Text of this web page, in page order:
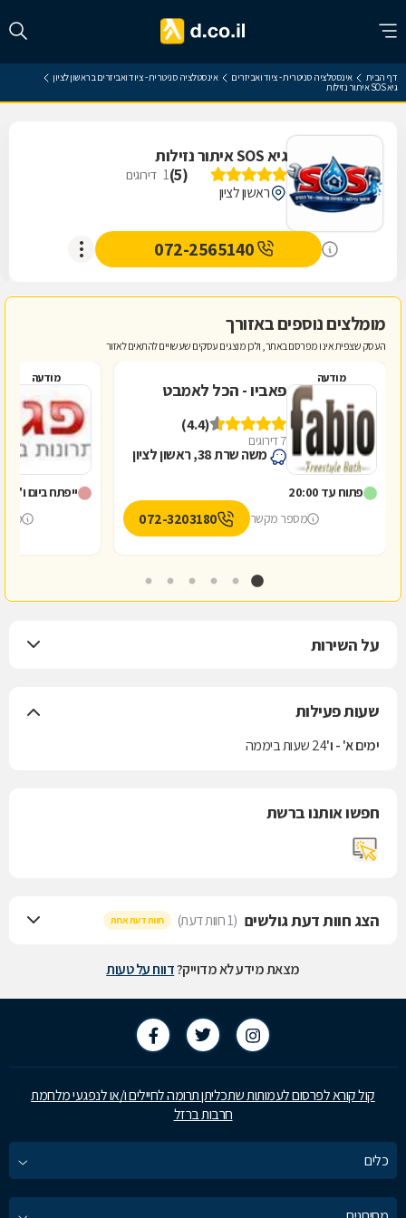
דף הבית אינסטלציה סניטרית - ציוד ואביזרים אינסטלציה סניטרית - ציוד ואביזרים בראשון לציון
גיא SOS איתור נזילות
גיא SOS איתור נזילות
(
5
)
1 דירוגים
ראשון לציון
072-2565140
מומלצים נוספים באזורך
העסק שצפית אינו מפרסם באתר, ולכן מוצגים עסקים שעשויים להתאים לאזור
מודעה
פאביו - הכל לאמבט
(4.4)
7 דירוגים
משה שרת 38, ראשון לציון
פתוח עד 20:00
מספר מקשר
072-3203180
מודעה
ייפתח ביום ו' ב-7:00
על השירות
שעות פעילות
ימים א' - ו'24 שעות ביממה
חפשו אותנו ברשת
הצג חוות דעת גולשים (1 חוות דעת) חוות דעת אחת
מצאת מידע לא מדוייק?דווח על טעות
קול קורא לפרסום לעמותות שתכליתן תרומה לחיילים ו/או לנפגעי מלחמת
חרבות ברזל
כלים